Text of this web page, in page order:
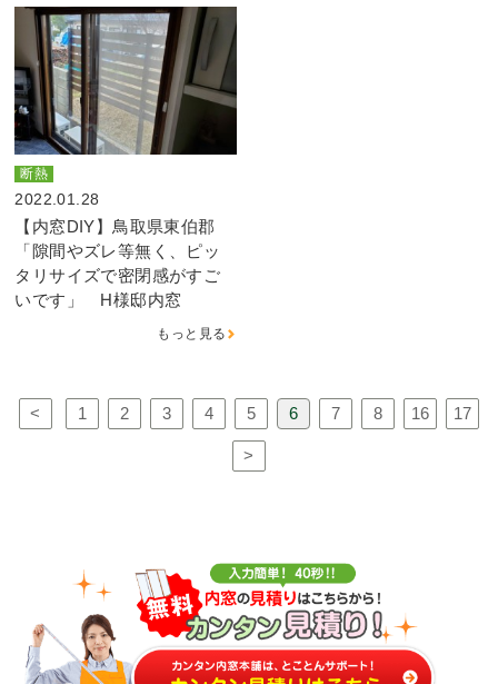
断熱
2022.01.28
【内窓DIY】鳥取県東伯郡
「隙間やズレ等無く、ピッ
タリサイズで密閉感がすご
いです」 H様邸内窓
もっと見る
< 1 2 3 4 5 6 7 8 16 17
>